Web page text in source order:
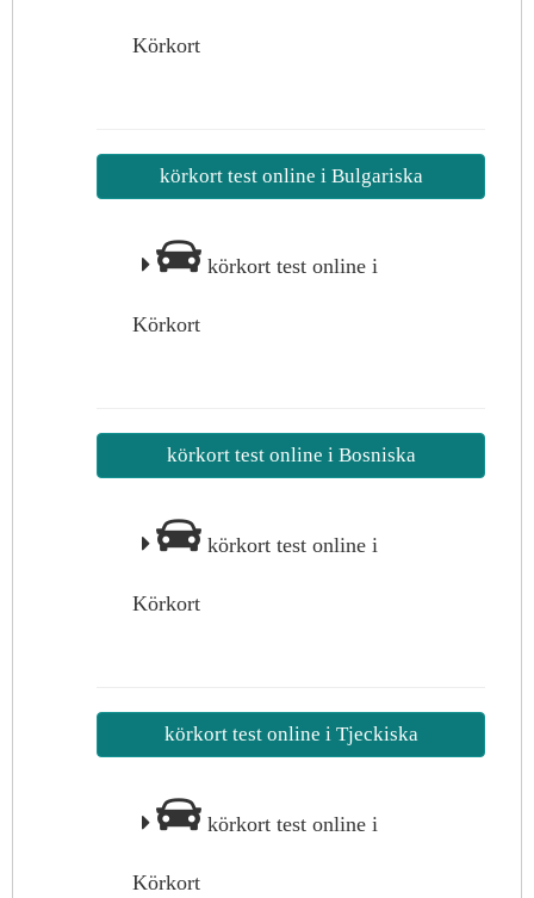
Körkort
körkort test online i Bulgariska
körkort test online i
Körkort
körkort test online i Bosniska
körkort test online i
Körkort
körkort test online i Tjeckiska
körkort test online i
Körkort